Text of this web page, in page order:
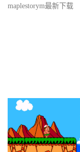
maplestorym最新下载